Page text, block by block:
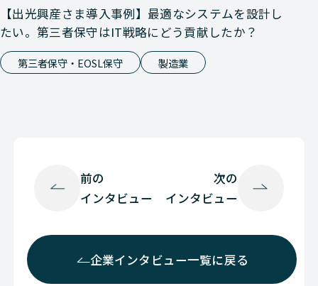
【出光興産さま導入事例】最適なシステムを設計し
たい。第三者保守はIT戦略にどう貢献したか？
第三者保守・EOSL保守 製造業
前の
インタビュー
企業インタビュー一覧に戻る
次の
インタビュー